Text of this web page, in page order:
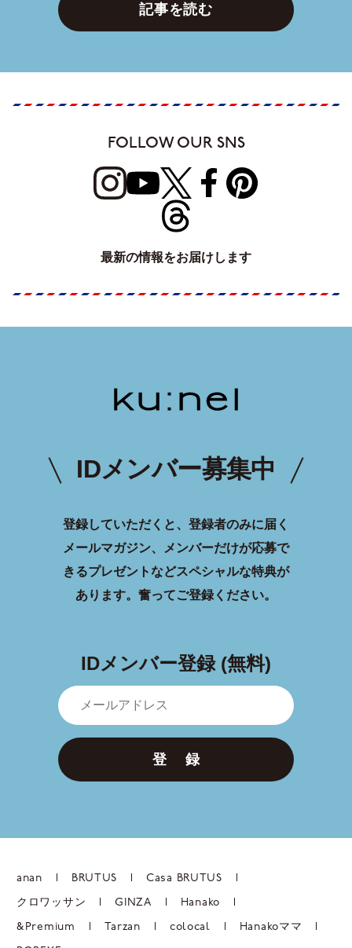
記事を読む
FOLLOW OUR SNS
最新の情報をお届けします
IDメンバー募集中
登録していただくと、登録者のみに届く
メールマガジン、メンバーだけが応募で
きるプレゼントなどスペシャルな特典が
あります。 奮ってご登録ください。
IDメンバー登録 (無料)
登 録
anan BRUTUS Casa BRUTUS
クロワッサン GINZA Hanako
&Premium Tarzan colocal Hanakoママ